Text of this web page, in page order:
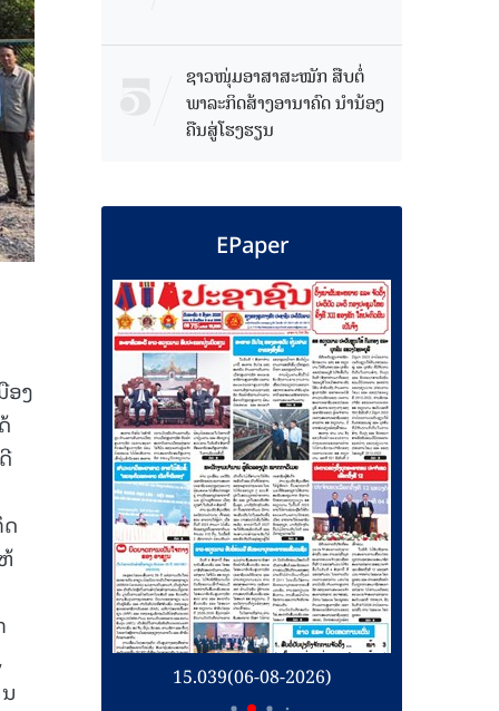
ອງ
ຊາວໜຸ່ມອາສາສະໝັກ ສືບຕໍ່
ພາລະກິດສ້າງອານາຄົດ ນໍານ້ອງ
ຄືນສູ່ໂຮງຮຽນ
EPaper
15.038(05-08-2026)